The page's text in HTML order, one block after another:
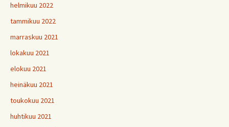
helmikuu 2022
tammikuu 2022
marraskuu 2021
lokakuu 2021
elokuu 2021
heinäkuu 2021
toukokuu 2021
huhtikuu 2021